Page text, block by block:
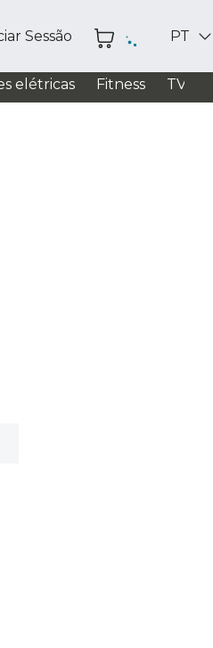
Sessão PT
elétricas Fitness TV /